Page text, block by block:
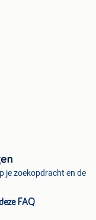
je zoekopdracht en de
FAQ